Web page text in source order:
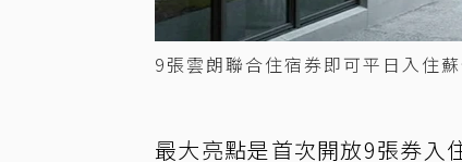
9張雲朗聯合住宿券即可平日入住
最大亮點是首次開放9張券